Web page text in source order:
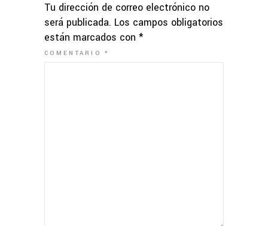
Tu dirección de correo electrónico no
será publicada. Los campos obligatorios
están marcados con *
COMENTARIO*